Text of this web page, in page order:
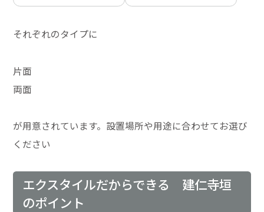
それぞれのタイプに
片面
両面
が用意されています。設置場所や用途に合わせてお選び
ください
エクスタイルだからできる 建仁寺垣
のポイント